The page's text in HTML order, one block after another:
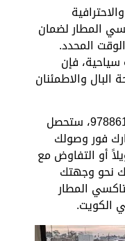
المطار لضمان
المحدد.
فإن
والاطمئنان
باتصالك برقم تاكسي المطار 97886111، ستحصل
فور وصولك
أو التفاوض مع
نحو وجهتك
المطار
الكويت.